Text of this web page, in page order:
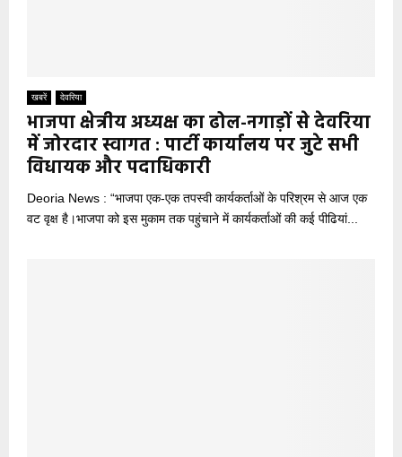
खबरें देवरिया
भाजपा क्षेत्रीय अध्यक्ष का ढोल-नगाड़ों से देवरिया
में जोरदार स्वागत : पार्टी कार्यालय पर जुटे सभी
विधायक और पदाधिकारी
Deoria News : “भाजपा एक-एक तपस्वी कार्यकर्ताओं के परिश्रम से आज एक
वट वृक्ष है।भाजपा को इस मुकाम तक पहुंचाने में कार्यकर्ताओं की कई पीढियां...